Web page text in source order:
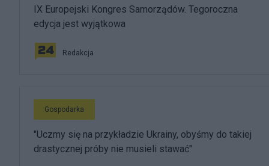
IX Europejski Kongres Samorządów. Tegoroczna
edycja jest wyjątkowa
Redakcja
Gospodarka
"Uczmy się na przykładzie Ukrainy, obyśmy do takiej
drastycznej próby nie musieli stawać"